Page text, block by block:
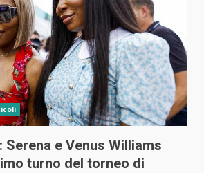
Serena e Venus Williams
turno del torneo di